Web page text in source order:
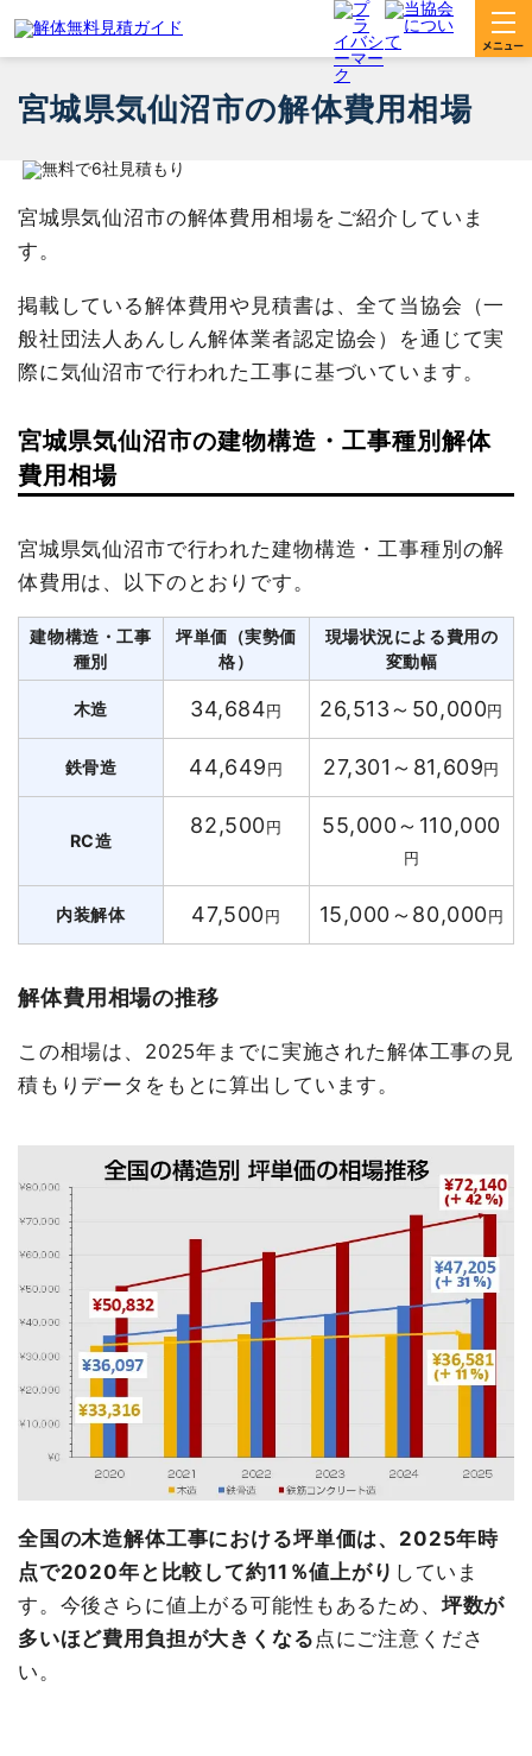
宮城県気仙沼市の解体費用相場
宮城県気仙沼市の解体費用相場をご紹介していま
す。
掲載している解体費用や見積書は、全て当協会（一
般社団法人あんしん解体業者認定協会）を通じて実
際に気仙沼市で行われた工事に基づいています。
宮城県気仙沼市の建物構造・工事種別解体
費用相場
宮城県気仙沼市で行われた建物構造・工事種別の解
体費用は、以下のとおりです。
建物構造・工事
種別
坪単価（実勢価
格）
現場状況による費用の
変動幅
木造 34,684円 26,513～50,000円
鉄骨造 44,649円 27,301～81,609円
RC造
82,500円 55,000～110,000
円
内装解体 47,500円 15,000～80,000円
解体費用相場の推移
この相場は、2025年までに実施された解体工事の見
積もりデータをもとに算出しています。
全国の木造解体工事における坪単価は、2025年時
点で2020年と比較して約11％値上がり していま
す。今後さらに値上がる可能性もあるため、 坪数が
多いほど費用負担が大きくなる 点にご注意くださ
い。